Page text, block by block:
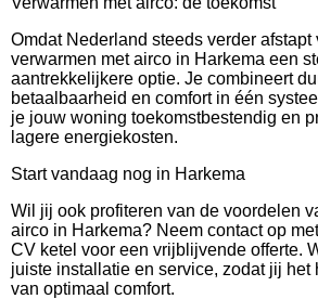
Omdat Nederland steeds verder afstapt
verwarmen met airco in Harkema een
aantrekkelijkere optie. Je combineert
betaalbaarheid en comfort in één
je jouw woning toekomstbestendig en
lagere energiekosten.
Start vandaag nog in Harkema
Wil jij ook profiteren van de voordelen
airco in Harkema? Neem contact op
CV ketel voor een vrijblijvende offerte.
juiste installatie en service, zodat jij het
van optimaal comfort.